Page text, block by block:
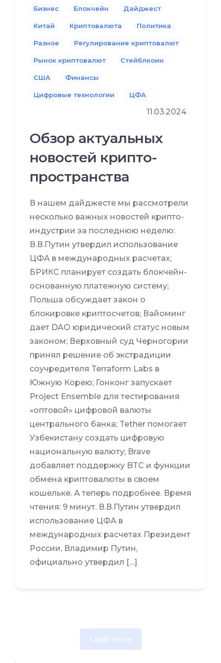
Бизнес Блокчейн Дайджест
Китай Криптовалюта Политика
Разное Регулирование криптовалют
Рынок криптовалют Стейблкоин
США Финансы
Цифровые технологии ЦФА
11.03.2024
Обзор актуальных
новостей крипто-
пространства
В нашем дайджесте мы рассмотрели
несколько важных новостей крипто-
индустрии за последнюю неделю:
В.В.Путин утвердил использование
ЦФА в международных расчетах;
БРИКС планирует создать блокчейн-
основанную платежную систему;
Польша обсуждает закон о
блокировке криптосчетов; Вайоминг
дает DAO юридический статус новым
законом; Верховный суд Черногории
принял решение об экстрадиции
соучредителя Terraform Labs в
Южную Корею; Гонконг запускает
Project Ensemble для тестирования
«оптовой» цифровой валюты
центрального банка; Tether помогает
Узбекистану создать цифровую
национальную валюту; Brave
добавляет поддержку BTC и функции
обмена криптовалюты в своем
кошельке. А теперь подробнее. Время
чтения: 9 минут. В.В.Путин утвердил
использование ЦФА в
международных расчетах Президент
России, Владимир Путин,
официально утвердил […]
Load More